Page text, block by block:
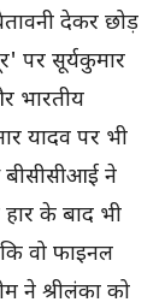
देकर छोड़
पर सूर्यकुमार
भारतीय
यादव पर भी
बीसीसीआई ने
के बाद भी
वो फाइनल
ने श्रीलंका को